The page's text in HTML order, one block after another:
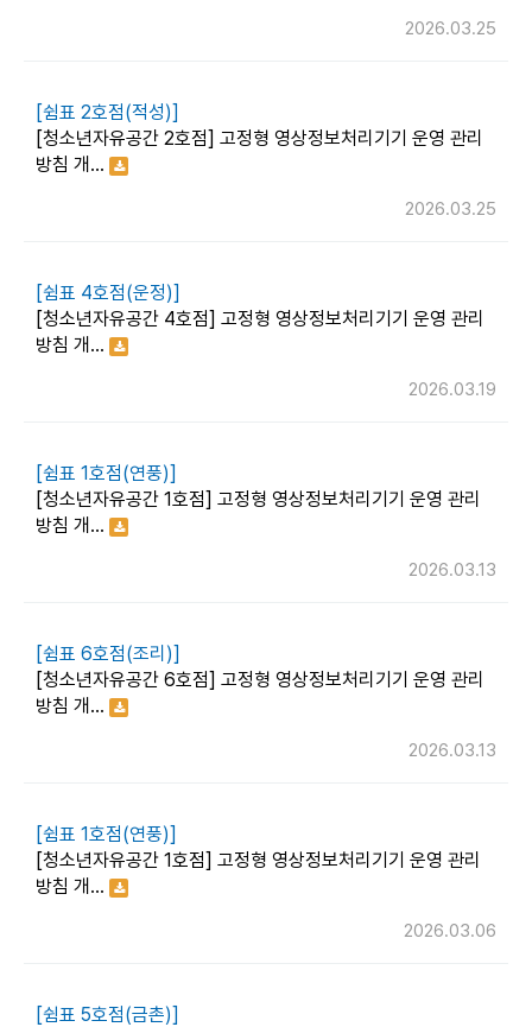
2026.03.25
[쉼표 2호점(적성)]
[청소년자유공간 2호점] 고정형 영상정보처리기기 운영 관리
방침 개…
2026.03.25
[쉼표 4호점(운정)]
[청소년자유공간 4호점] 고정형 영상정보처리기기 운영 관리
방침 개…
2026.03.19
[쉼표 1호점(연풍)]
[청소년자유공간 1호점] 고정형 영상정보처리기기 운영 관리
방침 개…
2026.03.13
[쉼표 6호점(조리)]
[청소년자유공간 6호점] 고정형 영상정보처리기기 운영 관리
방침 개…
2026.03.13
[쉼표 1호점(연풍)]
[청소년자유공간 1호점] 고정형 영상정보처리기기 운영 관리
방침 개…
2026.03.06
[쉼표 5호점(금촌)]